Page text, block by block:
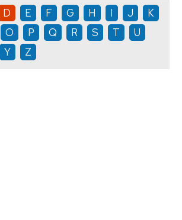
D E F G H I J
K
O P Q R S T
U
Y Z